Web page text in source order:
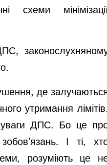
схеми
де
утримання
уваги ДПС. Бо це
І ті,
розуміють це